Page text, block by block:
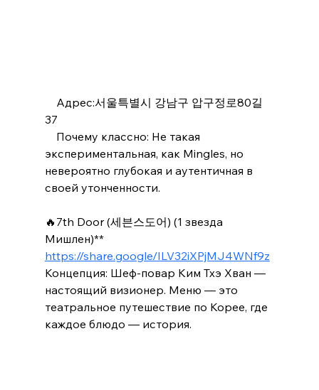
Адрес:서울특별시 강남구 압구정로80길
37
Почему классно: Не такая
экспериментальная, как Mingles, но
невероятно глубокая и аутентичная в
своей утонченности.
🔥7th Door (세븐스도어) (1 звезда
Мишлен)**
https://share.google/ILV32iXPjMJ4WNf9z
Концепция: Шеф-повар Ким Тхэ Хван —
настоящий визионер. Меню — это
театральное путешествие по Корее, где
каждое блюдо — история.